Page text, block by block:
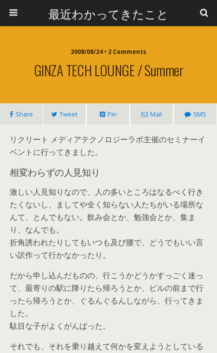
最近わかってきたこと
2008/08/24 • 2 Comments
GINZA TECH LOUNGE / Summer
Share Tweet Pin Mail SMS
リクリート メディアテクノロジーラボ主催のセミナーイ
ベントに行ってきました。
相変わらずの人見知り
激しい人見知りなので、人の多いところはなるべく行き
たくないし、ましてや全く知らない人たちがいる場所な
んて、とんでもない。飲み会とか、勉強会とか、集ま
り、なんでも。
折角誘われたりしてもいつも及び腰で、どうでもいい言
い訳作って行かなかったり。
だから申し込んだものの、行こうかどうかすっごく迷っ
て、最寄りの駅に降りたら帰ろうとか、ビルの前まで行
ったら帰ろうとか、ぐるんぐるんしながら、行ってきま
した。
駄目な子がよくがんばった。
それでも、それを乗り越えて何かを変えようとしている